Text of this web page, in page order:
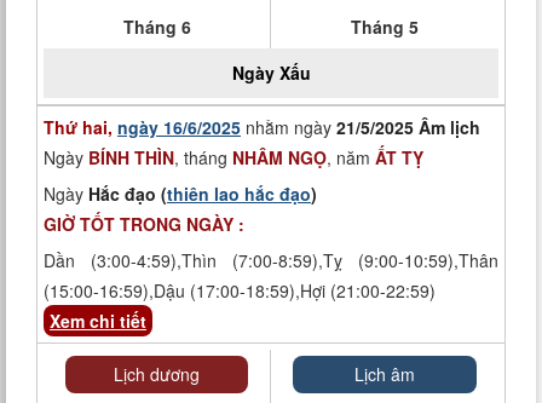
Tháng 6
Tháng 5
Ngày Xấu
Thứ hai, ngày 16/6/2025 nhằm ngày 21/5/2025 Âm lịch
Ngày BÍNH THÌN, tháng NHÂM NGỌ, năm ẤT TỴ
Ngày Hắc đạo (thiên lao hắc đạo)
GIỜ TỐT TRONG NGÀY :
Dần (3:00-4:59),Thìn (7:00-8:59),Tỵ (9:00-10:59),Thân
(15:00-16:59),Dậu (17:00-18:59),Hợi (21:00-22:59)
Xem chi tiết
Lịch dương Lịch âm